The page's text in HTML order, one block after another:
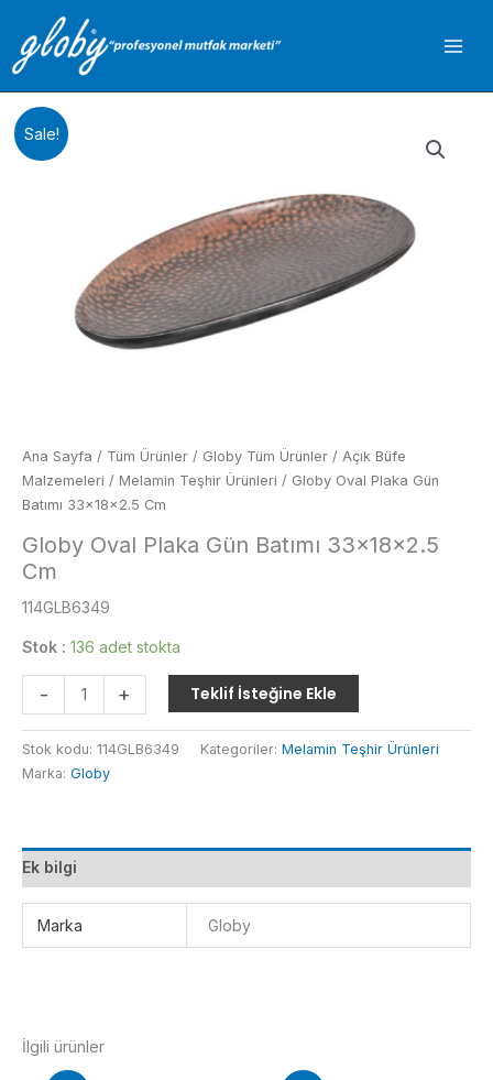
Sale!
Ana Sayfa / Tüm Ürünler / Globy Tüm Ürünler / Açık Büfe
Malzemeleri / Melamin Teşhir Ürünleri / Globy Oval Plaka Gün
Batımı 33x18x2.5 Cm
Globy Oval Plaka Gün Batımı 33x18x2.5
Cm
114GLB6349
Stok : 136 adet stokta
-
Oval
Plaka
Gün
Batımı
adet
+ Teklif İsteğine Ekle
Stok kodu: 114GLB6349 Kategoriler: Melamin Teşhir Ürünleri
Marka: Globy
Ek bilgi
Marka Globy
İlgili ürünler